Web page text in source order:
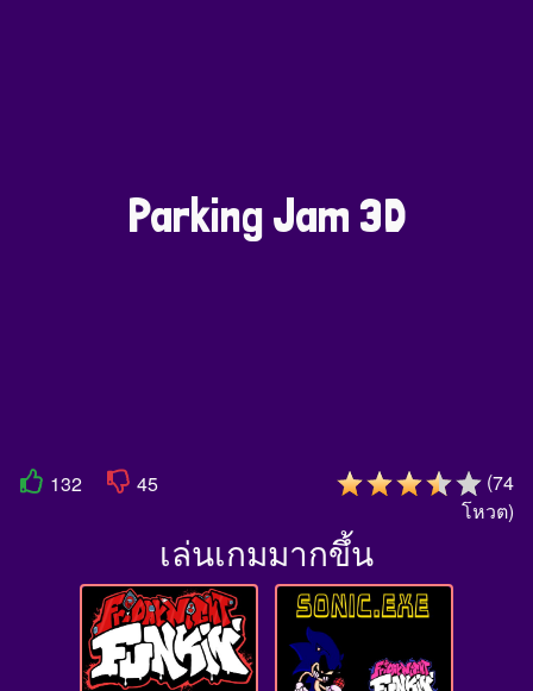
Parking Jam 3D
132 45 (74
โหวต)
เล่นเกมมากขึ้น